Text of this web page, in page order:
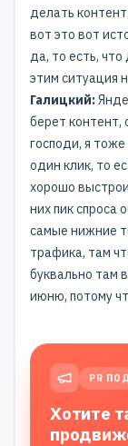
делать
вот это вот
да, то есть,
этим ситуация
Галицкий:
берет контент,
господи, я
один клик, то
хорошо
них пик спроса
самые нижние
трафика, там
буквально там
июню, потому
PR
Хотите